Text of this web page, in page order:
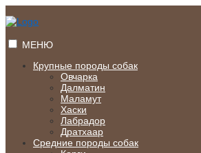
к
МЕНЮ
Крупные породы собак
Овчарка
Далматин
Маламут
Хаски
Лабрадор
Дратхаар
Средние породы собак